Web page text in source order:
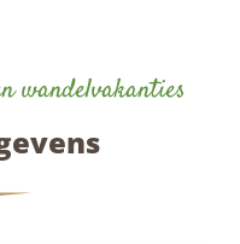
wandelvakanties